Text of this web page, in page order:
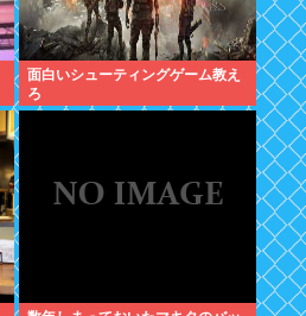
面白いシューティングゲーム教え
ろ